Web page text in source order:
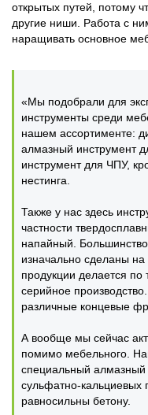
открытых путей, потому
другие ниши. Работа с
наращивать основное
«Мы подобрали для
инструменты среди
нашем ассортименте:
алмазный инструмент
инструмент для ЧПУ,
нестинга.
Также у нас здесь
частности
напайный.
изначально сделаны
продукции делается
серийное
различные концевые
А вообще мы сейчас
помимо мебельного.
специальный алмазный
сульфатно-кальциевых
равносильны бетону.